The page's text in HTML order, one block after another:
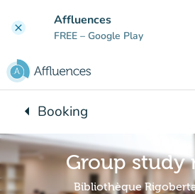
clear Affluences
FREE – Google Play
arrow_leftBack to:
Booking
Group study
Bibliothèque